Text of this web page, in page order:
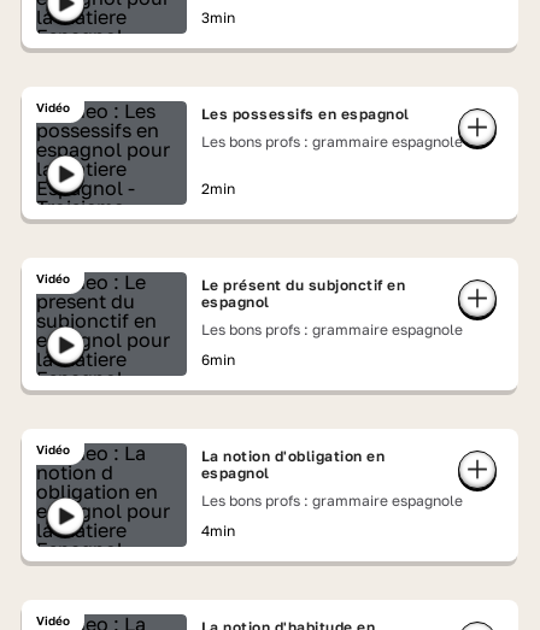
3min
Vidéo
Les possessifs en espagnol
Les bons profs : grammaire espagnole
2min
Vidéo
Le présent du subjonctif en
espagnol
Les bons profs : grammaire espagnole
6min
Vidéo
La notion d'obligation en
espagnol
Les bons profs : grammaire espagnole
4min
Vidéo